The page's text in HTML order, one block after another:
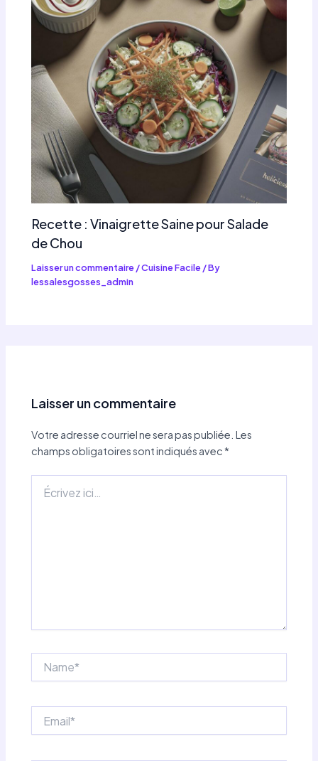
Recette : Vinaigrette Saine pour Salade
de Chou
Laisser un commentaire/Cuisine Facile/ By
lessalesgosses_admin
Laisser un commentaire
Votre adresse courriel ne sera pas publiée. Les
champs obligatoires sont indiqués avec*
ici…